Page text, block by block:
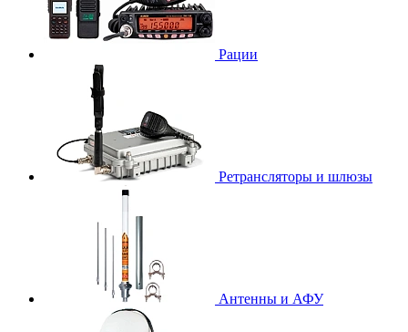
Рации
Ретрансляторы и шлюзы
Антенны и АФУ